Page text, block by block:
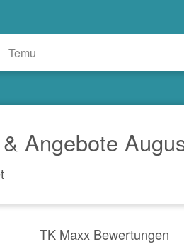
Temu
Angebote
TK Maxx Bewertungen